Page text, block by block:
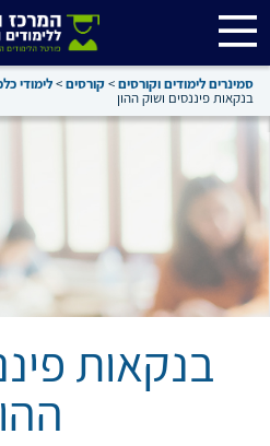
סמינרים לימודים וקורסים>קורסים>לימודי
בנקאות פיננסים ושוק ההון
בנקאות